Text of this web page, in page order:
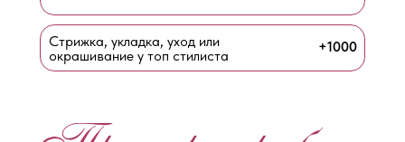
Стрижка, укладка, уход или
окрашивание у топ стилиста
+1000